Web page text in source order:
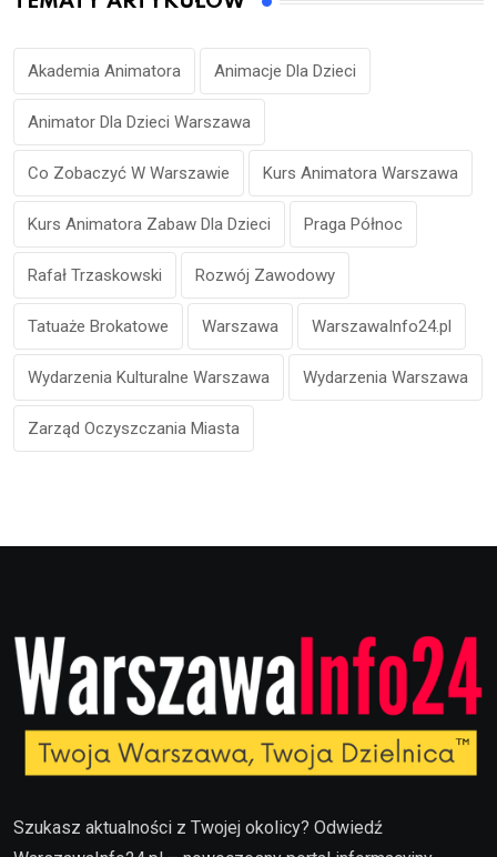
Akademia Animatora Animacje Dla Dzieci
Animator Dla Dzieci Warszawa
Co Zobaczyć W Warszawie Kurs Animatora Warszawa
Kurs Animatora Zabaw Dla Dzieci Praga Północ
Rafał Trzaskowski Rozwój Zawodowy
Tatuaże Brokatowe Warszawa WarszawaInfo24.pl
Wydarzenia Kulturalne Warszawa Wydarzenia Warszawa
Zarząd Oczyszczania Miasta
Szukasz aktualności z Twojej okolicy? Odwiedź